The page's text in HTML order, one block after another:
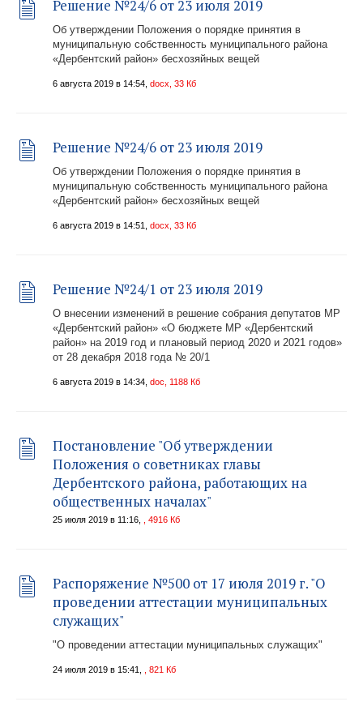
Решение №24/6 от 23 июля 2019
Об утверждении Положения о порядке принятия в
муниципальную собственность муниципального района
«Дербентский район» бесхозяйных вещей
6 августа 2019 в 14:54, docx, 33 Кб
Решение №24/6 от 23 июля 2019
Об утверждении Положения о порядке принятия в
муниципальную собственность муниципального района
«Дербентский район» бесхозяйных вещей
6 августа 2019 в 14:51, docx, 33 Кб
Решение №24/1 от 23 июля 2019
О внесении изменений в решение собрания депутатов МР
«Дербентский район» «О бюджете МР «Дербентский
район» на 2019 год и плановый период 2020 и 2021 годов»
от 28 декабря 2018 года № 20/1
6 августа 2019 в 14:34, doc, 1188 Кб
Постановление "Об утверждении
Положения о советниках главы
Дербентского района, работающих на
общественных началах"
25 июля 2019 в 11:16, , 4916 Кб
Распоряжение №500 от 17 июля 2019 г. "О
проведении аттестации муниципальных
служащих"
"О проведении аттестации муниципальных служащих"
24 июля 2019 в 15:41, , 821 Кб